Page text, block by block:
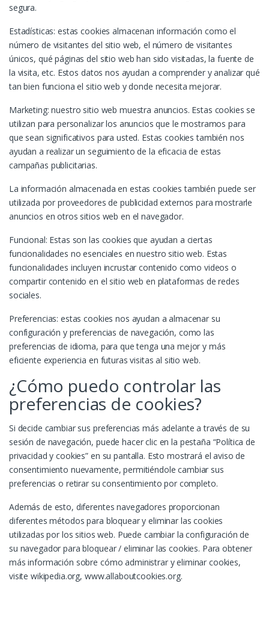
segura.
Estadísticas: estas cookies almacenan información como el
número de visitantes del sitio web, el número de visitantes
únicos, qué páginas del sitio web han sido visitadas, la fuente de
la visita, etc. Estos datos nos ayudan a comprender y analizar qué
tan bien funciona el sitio web y donde necesita mejorar.
Marketing: nuestro sitio web muestra anuncios. Estas cookies se
utilizan para personalizar los anuncios que le mostramos para
que sean significativos para usted. Estas cookies también nos
ayudan a realizar un seguimiento de la eficacia de estas
campañas publicitarias.
La información almacenada en estas cookies también puede ser
utilizada por proveedores de publicidad externos para mostrarle
anuncios en otros sitios web en el navegador.
Funcional: Estas son las cookies que ayudan a ciertas
funcionalidades no esenciales en nuestro sitio web. Estas
funcionalidades incluyen incrustar contenido como videos o
compartir contenido en el sitio web en plataformas de redes
sociales.
Preferencias: estas cookies nos ayudan a almacenar su
configuración y preferencias de navegación, como las
preferencias de idioma, para que tenga una mejor y más
eficiente experiencia en futuras visitas al sitio web.
¿Cómo puedo controlar las
preferencias de cookies?
Si decide cambiar sus preferencias más adelante a través de su
sesión de navegación, puede hacer clic en la pestaña “Política de
privacidad y cookies” en su pantalla. Esto mostrará el aviso de
consentimiento nuevamente, permitiéndole cambiar sus
preferencias o retirar su consentimiento por completo.
Además de esto, diferentes navegadores proporcionan
diferentes métodos para bloquear y eliminar las cookies
utilizadas por los sitios web. Puede cambiar la configuración de
su navegador para bloquear / eliminar las cookies. Para obtener
más información sobre cómo administrar y eliminar cookies,
visite wikipedia.org, www.allaboutcookies.org.